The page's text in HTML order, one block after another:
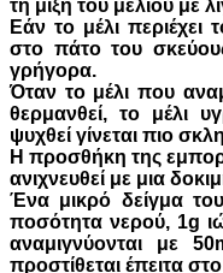
τη μίξη του μελιού με
Εάν το μέλι
στο πάτο του
γρήγορα.
Όταν το μέλι που
θερμανθεί, το μέλι
ψυχθεί γίνεται πιο
Η προσθήκη της
ανιχνευθεί με μια
Ένα μικρό δείγμα
ποσότητα νερού, 1g
αναμιγνύονται με
προστίθεται έπειτα